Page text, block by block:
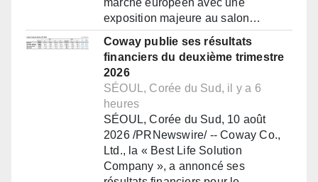
marché européen avec une
exposition majeure au salon…
Coway publie ses résultats
financiers du deuxième trimestre
2026
SÉOUL, Corée du Sud, il y a 6
heures
SÉOUL, Corée du Sud, 10 août
2026 /PRNewswire/ -- Coway Co.,
Ltd., la « Best Life Solution
Company », a annoncé ses